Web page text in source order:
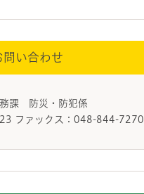
問い合わせ
課 防災・防犯係
ファックス：048-844-7270